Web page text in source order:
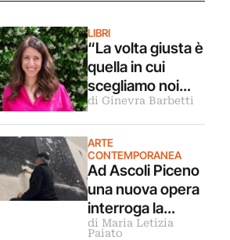
LIBRI
“La volta giusta è
quella in cui
scegliamo noi
stessi”.
Intervista alla
scrittrice
Lorenza Gentile
di Ginevra Barbetti
ARTE
CONTEMPORANEA
Ad Ascoli Piceno
una nuova opera
interroga la
Sibilla. Intervista
di Maria Letizia
Paiato